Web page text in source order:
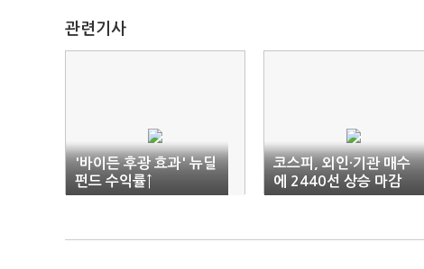
관련기사
'바이든 후광 효과' 뉴딜
펀드 수익률↑
코스피, 외인·기관 매수
에 2440선 상승 마감